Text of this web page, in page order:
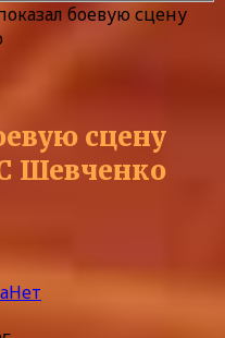
боевую сцену
сцену
Шевченко
Нет